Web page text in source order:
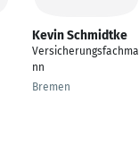
Kevin Schmidtke
Versicherungsfachma
nn
Bremen